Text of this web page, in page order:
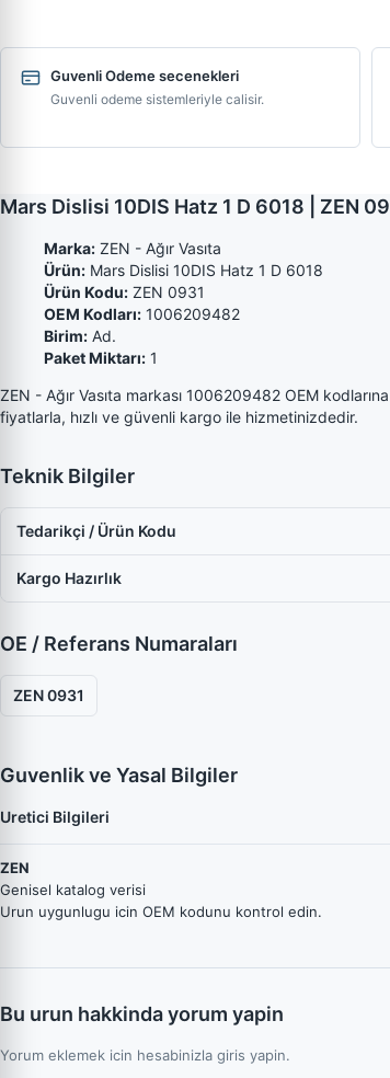
Guvenli Odeme secenekleri
Guvenli odeme sistemleriyle calisir.
Mars Dislisi 10DIS Hatz 1 D 6018 | ZEN
Marka: ZEN - Ağır Vasıta
Ürün: Mars Dislisi 10DIS Hatz 1 D 6018
Ürün Kodu: ZEN 0931
OEM Kodları: 1006209482
Birim: Ad.
Paket Miktarı: 1
ZEN - Ağır Vasıta markası 1006209482 OEM
fiyatlarla, hızlı ve güvenli kargo ile hizmetinizdedir.
Teknik Bilgiler
Tedarikçi / Ürün Kodu
Kargo Hazırlık
OE / Referans Numaraları
ZEN 0931
Guvenlik ve Yasal Bilgiler
Uretici Bilgileri
ZEN
Genisel katalog verisi
Urun uygunlugu icin OEM kodunu kontrol edin.
Bu urun hakkinda yorum yapin
Yorum eklemek icin hesabinizla giris yapin.